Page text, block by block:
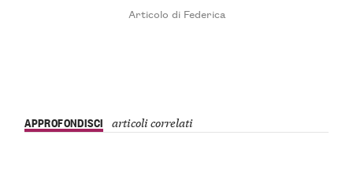
Articolo di Federica
APPROFONDISCI articoli correlati